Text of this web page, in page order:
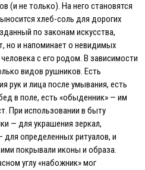
(и не только). На него становятся
хлеб-соль для дорогих
по законам искусства,
но и напоминает о невидимых
с его родом. В зависимости
видов рушников. Eсть
рук и лица после умывания, есть
в поле, есть «обыденник» — им
При использовании в быту
— для украшения зеркал,
определенных ритуалов, и
покрывали иконы и образа.
углу «набожник» мог